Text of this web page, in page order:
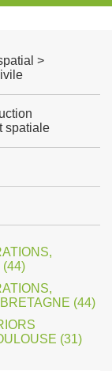
>
spatiale
(44)
(44)
(31)